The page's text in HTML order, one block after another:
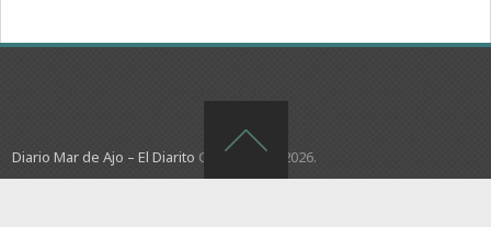
Diario Mar de Ajo – El Diarito Copyright © 2026.